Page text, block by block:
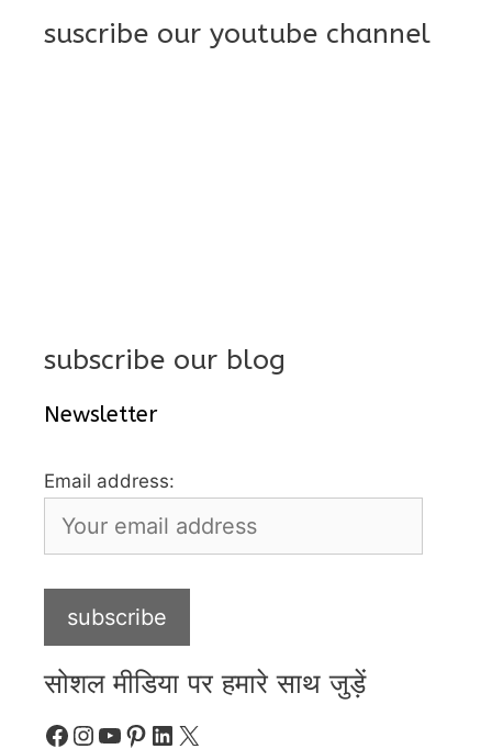
suscribe our youtube channel
subscribe our blog
Newsletter
Email address:
सोशल मीडिया पर हमारे साथ जुड़ें
Facebook
Instagram
YouTube
Pinterest
LinkedIn
X